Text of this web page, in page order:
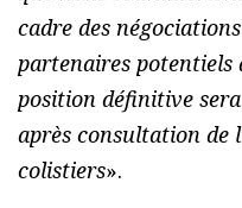
cadre des
partenaires potentiels
position définitive
après consultation de
colistiers».